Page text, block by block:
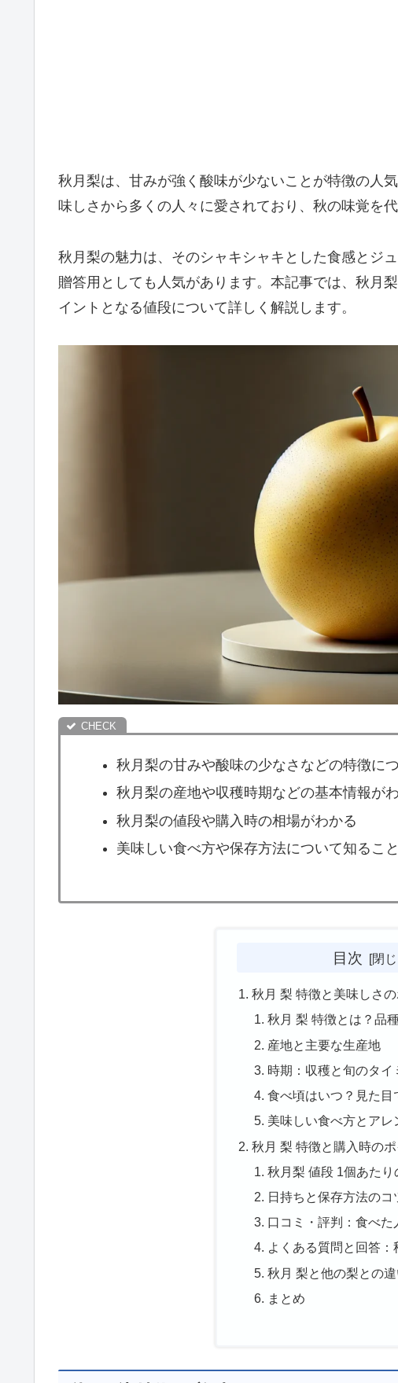
秋月梨は、甘みが強く酸味が少ないことが特徴の人
味しさから多くの人々に愛されており、秋の味覚を
秋月梨の魅力は、そのシャキシャキとした食感とジ
贈答用としても人気があります。本記事では、秋月
イントとなる値段について詳しく解説します。
秋月梨の甘みや酸味の少なさなどの特徴に
秋月梨の産地や収穫時期などの基本情報が
秋月梨の値段や購入時の相場がわかる
美味しい食べ方や保存方法について知るこ
目次
秋月 梨 特徴と美味しさの
秋月 梨 特徴とは？品
産地と主要な生産地
時期：収穫と旬のタイ
食べ頃はいつ？見た目
美味しい食べ方とアレ
秋月 梨 特徴と購入時のポ
秋月梨 値段 1個あたり
日持ちと保存方法のコ
口コミ・評判：食べた
よくある質問と回答：
秋月 梨と他の梨との違
まとめ